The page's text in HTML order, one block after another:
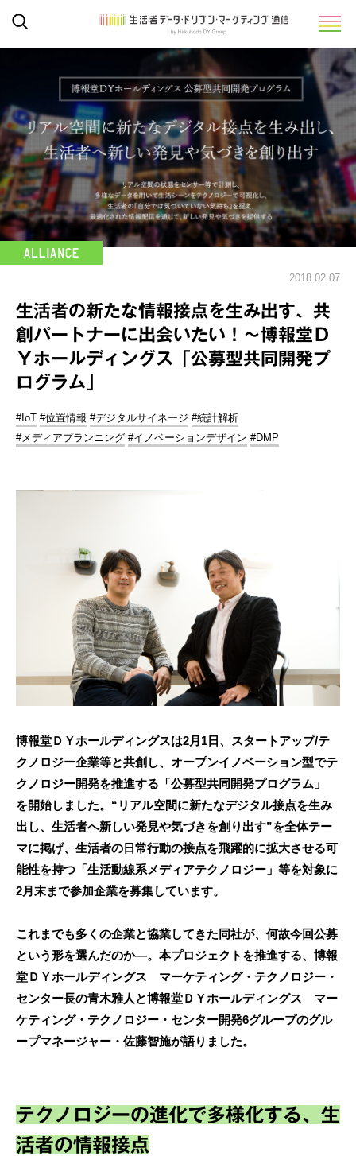
2018.02.07
生活者の新たな情報接点を生み出す、共
創パートナーに出会いたい！～博報堂Ｄ
Ｙホールディングス「公募型共同開発プ
ログラム」
#IoT #位置情報 #デジタルサイネージ #統計解析
#メディアプランニング #イノベーションデザイン #DMP
博報堂ＤＹホールディングスは2月1日、スタートアップ/テ
クノロジー企業等と共創し、オープンイノベーション型でテ
クノロジー開発を推進する「公募型共同開発プログラム」
を開始しました。“リアル空間に新たなデジタル接点を生み
出し、生活者へ新しい発見や気づきを創り出す”を全体テー
マに掲げ、生活者の日常行動の接点を飛躍的に拡大させる可
能性を持つ「生活動線系メディアテクノロジー」等を対象に
2月末まで参加企業を募集しています。
これまでも多くの企業と協業してきた同社が、何故今回公募
という形を選んだのか―。本プロジェクトを推進する、博報
堂ＤＹホールディングス マーケティング・テクノロジー・
センター長の青木雅人と博報堂ＤＹホールディングス マー
ケティング・テクノロジー・センター開発6グループのグル
ープマネージャー・佐藤智施が語りました。
テクノロジーの進化で多様化する、生
活者の情報接点